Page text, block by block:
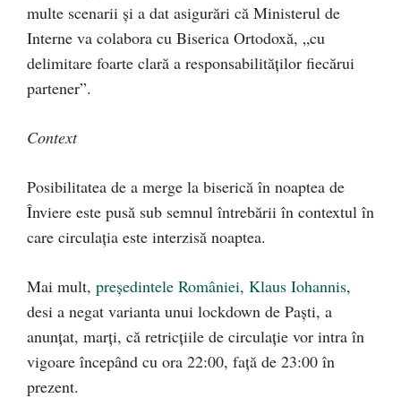
multe scenarii și a dat asigurări că Ministerul de
Interne va colabora cu Biserica Ortodoxă, „cu
delimitare foarte clară a responsabilităților fiecărui
partener”.
Context
Posibilitatea de a merge la biserică în noaptea de
Înviere este pusă sub semnul întrebării în contextul în
care circulația este interzisă noaptea.
Mai mult, președintele României, Klaus Iohannis,
desi a negat varianta unui lockdown de Paști, a
anunțat, marți, că retricțiile de circulație vor intra în
vigoare începând cu ora 22:00, față de 23:00 în
prezent.